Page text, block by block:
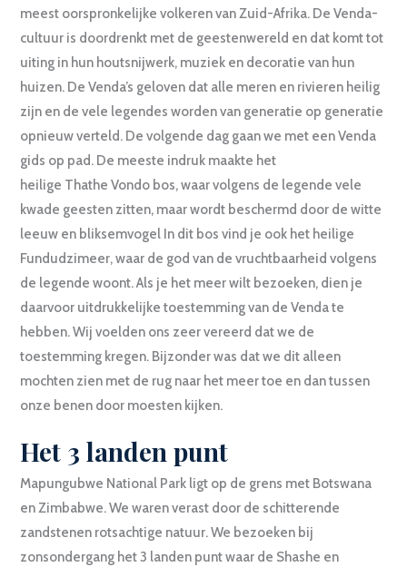
meest oorspronkelijke volkeren van Zuid-Afrika. De Venda-
cultuur is doordrenkt met de geestenwereld en dat komt tot
uiting in hun houtsnijwerk, muziek en decoratie van hun
huizen. De Venda’s geloven dat alle meren en rivieren heilig
zijn en de vele legendes worden van generatie op generatie
opnieuw verteld. De volgende dag gaan we met een Venda
gids op pad. De meeste indruk maakte het
heilige Thathe Vondo bos, waar volgens de legende vele
kwade geesten zitten, maar wordt beschermd door de witte
leeuw en bliksemvogel In dit bos vind je ook het heilige
Fundudzimeer, waar de god van de vruchtbaarheid volgens
de legende woont. Als je het meer wilt bezoeken, dien je
daarvoor uitdrukkelijke toestemming van de Venda te
hebben. Wij voelden ons zeer vereerd dat we de
toestemming kregen. Bijzonder was dat we dit alleen
mochten zien met de rug naar het meer toe en dan tussen
onze benen door moesten kijken.
Het 3 landen punt
Mapungubwe National Park ligt op de grens met Botswana
en Zimbabwe. We waren verast door de schitterende
zandstenen rotsachtige natuur. We bezoeken bij
zonsondergang het 3 landen punt waar de Shashe en